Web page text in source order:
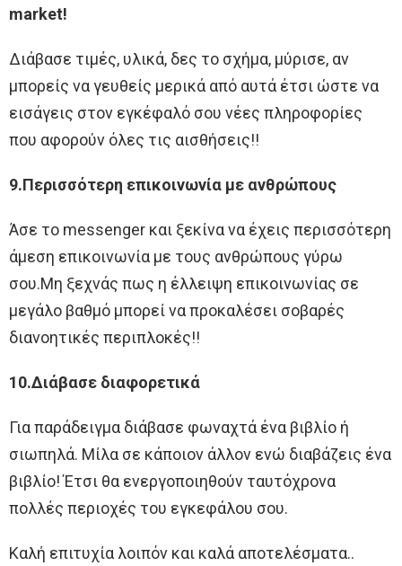
market!
Διάβασε τιμές, υλικά, δες το σχήμα, μύρισε, αν
μπορείς να γευθείς μερικά από αυτά έτσι ώστε να
εισάγεις στον εγκέφαλό σου νέες πληροφορίες
που αφορούν όλες τις αισθήσεις!!
9.Περισσότερη επικοινωνία με ανθρώπους
Άσε το messenger και ξεκίνα να έχεις περισσότερη
άμεση επικοινωνία με τους ανθρώπους γύρω
σου.Μη ξεχνάς πως η έλλειψη επικοινωνίας σε
μεγάλο βαθμό μπορεί να προκαλέσει σοβαρές
διανοητικές περιπλοκές!!
10.Διάβασε διαφορετικά
Για παράδειγμα διάβασε φωναχτά ένα βιβλίο ή
σιωπηλά. Μίλα σε κάποιον άλλον ενώ διαβάζεις ένα
βιβλίο! Έτσι θα ενεργοποιηθούν ταυτόχρονα
πολλές περιοχές του εγκεφάλου σου.
Καλή επιτυχία λοιπόν και καλά αποτελέσματα..